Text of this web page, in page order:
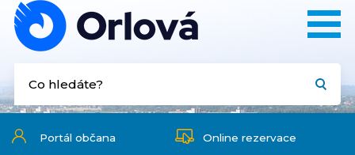
Portál občana Online rezervace